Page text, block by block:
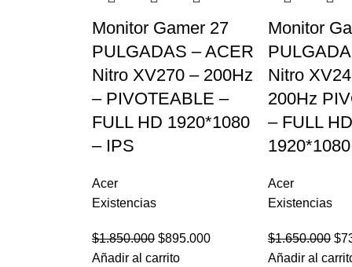
Monitor Gamer 27
PULGADAS – ACER
Nitro XV270 – 200Hz
– PIVOTEABLE –
FULL HD 1920*1080
– IPS
Acer
Existencias
$1.850.000 $895.000
Añadir al carrito
Monitor
Nitro
200Hz
– FULL HD
Acer
Existencias
$1.650.000 $
Añadir al